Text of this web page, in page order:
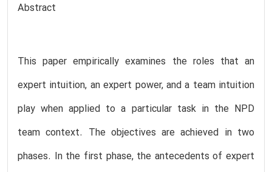
Abstract
This paper empirically examines the roles that an
expert intuition, an expert power, and a team intuition
play when applied to a particular task in the NPD
team context. The objectives are achieved in two
phases. In the first phase, the antecedents of expert